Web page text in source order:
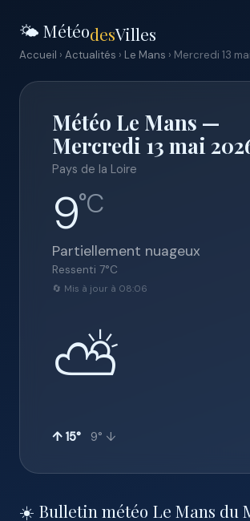
🌤️ MétéodesVilles
Accueil › Actualités › Le Mans › Mercredi 13
Météo Le Mans —
Mercredi 13 mai
Pays de la Loire
9°C
Partiellement nuageux
Ressenti 7°C
🔄 Mis à jour à 08:06
⛅
↑ 15° 9° ↓
☀️ Bulletin météo Le Mans du